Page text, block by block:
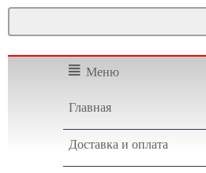
Меню
Главная
Доставка и оплата